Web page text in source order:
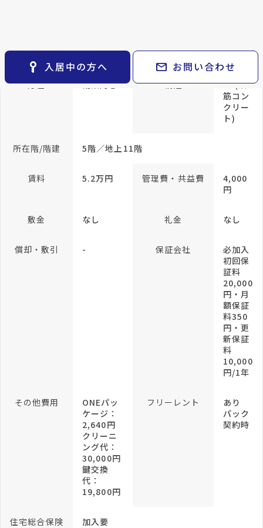
検索条件
閲覧履歴 keyboard_arrow_right
keyboard_arrow_right
key_vertical 入居中の方へ mail お問い合わせ
方位 南東向き 構造
RC(鉄
筋コン
クリー
ト)
所在階/階建 5階／地上11階
賃料 5.2万円 管理費・共益費
4,000
円
敷金 なし 礼金 なし
償却・敷引 - 保証会社
必加入
初回保
証料
20,000
円・月
額保証
料350
円・更
新保証
料
10,000
円/1年
その他費用
ONEパッ
ケージ：
2,640円
クリーニ
ング代：
30,000円
鍵交換
代：
19,800円
フリーレント
あり
パック
契約時
住宅総合保険 加入要